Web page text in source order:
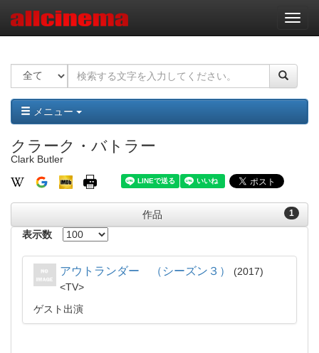
ナ
ビ
ー
ョ
ン
メニュー
クラーク・バトラー
Clark Butler
1
作品
表示数
アウトランダー （シーズン３）
2017
TV
ゲスト出演